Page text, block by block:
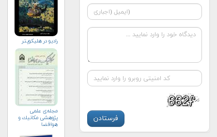
راديو در هليكوپتر
مجله‌ی علمی
پژوهشی مكانيك و
هوافضا